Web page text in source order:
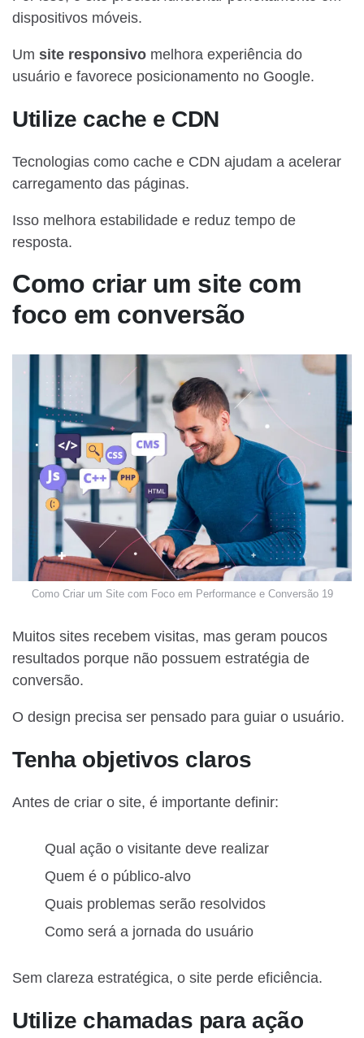
dispositivos móveis.
Um site responsivo melhora experiência do
usuário e favorece posicionamento no Google.
Utilize cache e CDN
Tecnologias como cache e CDN ajudam a acelerar
carregamento das páginas.
Isso melhora estabilidade e reduz tempo de
resposta.
Como criar um site com
foco em conversão
Como Criar um Site com Foco em Performance e Conversão 19
Muitos sites recebem visitas, mas geram poucos
resultados porque não possuem estratégia de
conversão.
O design precisa ser pensado para guiar o usuário.
Tenha objetivos claros
Antes de criar o site, é importante definir:
Qual ação o visitante deve realizar
Quem é o público-alvo
Quais problemas serão resolvidos
Como será a jornada do usuário
Sem clareza estratégica, o site perde eficiência.
Utilize chamadas para ação